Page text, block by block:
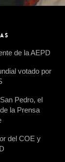
de la AEPD
votado por
Pedro, el
la Prensa
del COE y